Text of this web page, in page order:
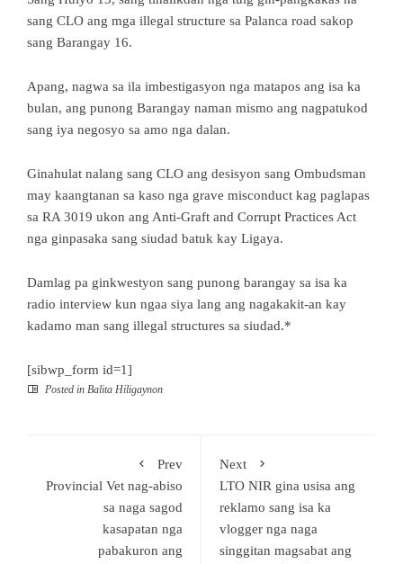
sang CLO ang mga illegal structure sa Palanca road sakop
sang Barangay 16.
Apang, nagwa sa ila imbestigasyon nga matapos ang isa ka
bulan, ang punong Barangay naman mismo ang nagpatukod
sang iya negosyo sa amo nga dalan.
Ginahulat nalang sang CLO ang desisyon sang Ombudsman
may kaangtanan sa kaso nga grave misconduct kag paglapas
sa RA 3019 ukon ang Anti-Graft and Corrupt Practices Act
nga ginpasaka sang siudad batuk kay Ligaya.
Damlag pa ginkwestyon sang punong barangay sa isa ka
radio interview kun ngaa siya lang ang nagakakit-an kay
kadamo man sang illegal structures sa siudad.*
[sibwp_form id=1]
Posted in Balita Hiligaynon
Prev
Provincial Vet nag-abiso
sa naga sagod
kasapatan nga
pabakuron ang
Next
LTO NIR gina usisa ang
reklamo sang isa ka
vlogger nga naga
singgitan magsabat ang